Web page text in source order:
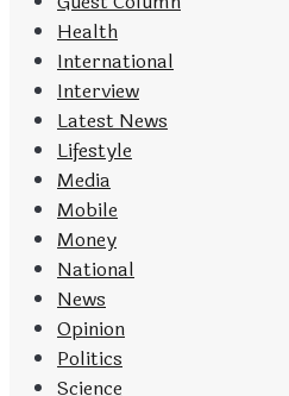
Health
International
Interview
Latest News
Lifestyle
Media
Mobile
Money
National
News
Opinion
Politics
Science